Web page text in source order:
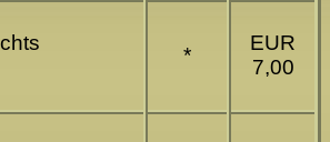
*
EUR
7,00